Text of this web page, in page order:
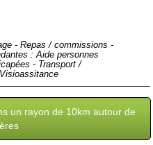
- Repas / commissions -
: Aide personnes
- Transport /
un rayon de 10km autour de